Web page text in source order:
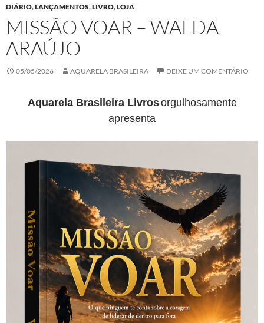
DIÁRIO,LANÇAMENTOS,LIVRO,LOJA
MISSÃO VOAR – WALDA
ARAÚJO
05/05/2026 AQUARELA BRASILEIRA DEIXE UM COMENTÁRIO
Aquarela Brasileira Livrosorgulhosamente
apresenta